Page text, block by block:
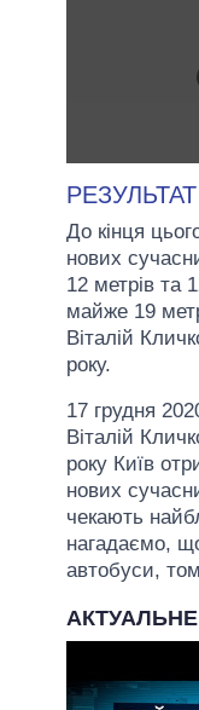
РЕЗУЛЬТАТ
До кінця
нових
12 метрів та
майже 19
Віталій
року.
17 грудня
Віталій
року Київ
нових
чекають
нагадаємо,
автобуси,